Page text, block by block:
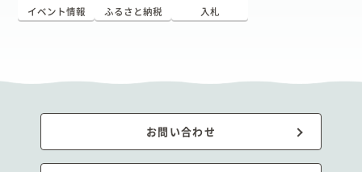
文字サイトマップリンク集 プライバシーポリシー
イベント情報 ふるさと納税 入札
お問い合わせ